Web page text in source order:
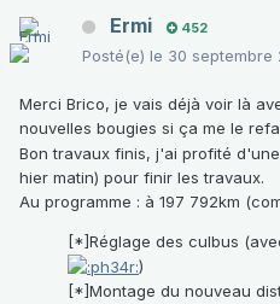
Ermi 452
Posté(e) le 30 septembre
Merci Brico, je vais déjà voir là
nouvelles bougies si ça me le
Bon travaux finis, j'ai profité
hier matin) pour finir les travaux.
Au programme : à 197 792km
[*]Réglage des culbus
)
[*]Montage du nouveau